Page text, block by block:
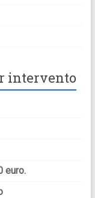
intervento
euro.